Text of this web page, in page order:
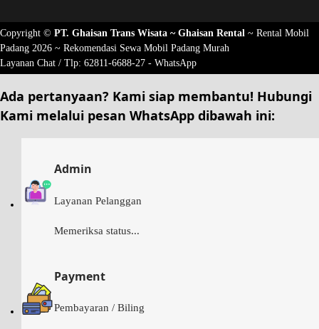
Copyright © PT. Ghaisan Trans Wisata ~ Ghaisan Rental ~ Rental Mobil
Padang 2026 ~ Rekomendasi Sewa Mobil Padang Murah
Layanan Chat / Tlp: 62811-6688-27 - WhatsApp
Ada pertanyaan? Kami siap membantu! Hubungi
Kami melalui pesan WhatsApp dibawah ini:
Admin
Layanan Pelanggan
Memeriksa status...
Payment
Pembayaran / Biling